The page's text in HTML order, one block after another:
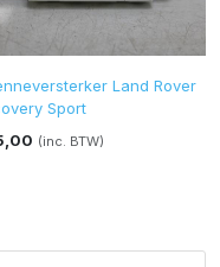
Land Rover
Sport
(inc. BTW)